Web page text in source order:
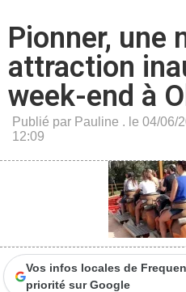
Pionner, une
attraction
week-end à
Publié par Pauline . le 04/06/
12:09
Vos infos locales de
priorité sur Google